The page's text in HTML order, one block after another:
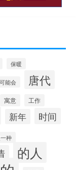
保暖
可能会 唐代
寓意 工作
新年 时间
种
的人